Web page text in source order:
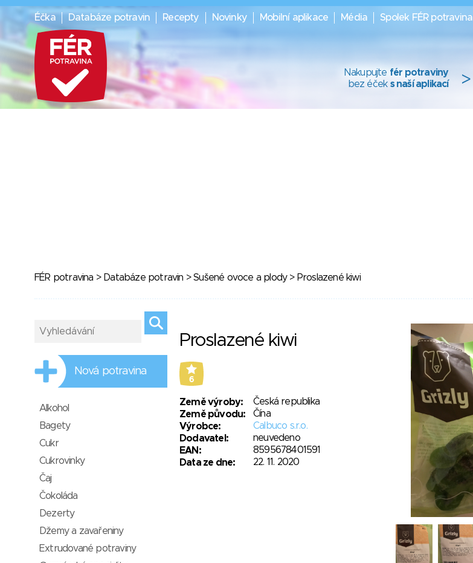
Éčka Databáze potravin Recepty Novinky Mobilní aplikace Média Spolek FÉR potravina
Nakupujte fér potraviny
bez éček s naší aplikací >
FÉR potravina > Databáze potravin >Sušené ovoce a plody> Proslazené kiwi
Proslazené kiwi
6
Země výroby:
Česká republika
Země původu:
Čína
Výrobce:
Calbuco s.r.o.
Dodavatel:
neuvedeno
EAN:
8595678401591
Data ze dne:
22. 11. 2020
Nová potravina
Alkohol
Bagety
Cukr
Cukrovinky
Čaj
Čokoláda
Dezerty
Džemy a zavařeniny
Extrudované potraviny